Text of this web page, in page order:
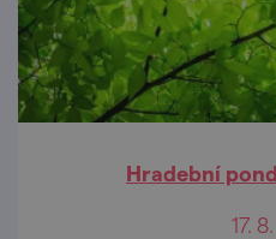
Hradební
17.